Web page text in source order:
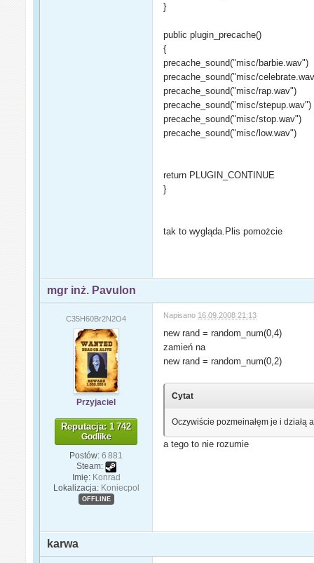
}
public plugin_precache()
{
precache_sound("misc/barbie.wav")
precache_sound("misc/
precache_sound("misc/rap.wav")
precache_sound("misc/stepup.wav")
precache_sound("misc/stop.wav")
precache_sound("misc/low.wav")
return PLUGIN_CONTINUE
}
tak to wygląda.Plis pomożcie
mgr inż. Pavulon
C35H60Br2N2O4
Przyjaciel
Reputacja: 1 742
Godlike
Postów: 6 881
Steam:
Imię: Konrad
Lokalizacja: Koniecpol
OFFLINE
Napisano 16.09.2008 21:13
new rand = random_num(0,4)
zamień na
new rand = random_num(0,2)
Cytat
Oczywiście pozmeinałęm je i działą
a tego to nie rozumie
karwa